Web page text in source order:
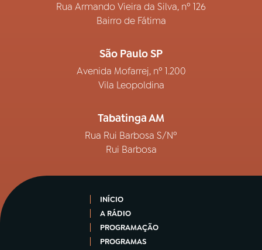
Rua Armando Vieira da Silva, nº 126
Bairro de Fátima
São Paulo SP
Avenida Mofarrej, nº 1.200
Vila Leopoldina
Tabatinga AM
Rua Rui Barbosa S/Nº
Rui Barbosa
INÍCIO
A RÁDIO
PROGRAMAÇÃO
PROGRAMAS